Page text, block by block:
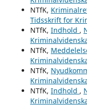
NTfK,
Tidsskrift for
NTfK, Indhold ,
NTfK,
NTfK,
NTfK, Indhold ,